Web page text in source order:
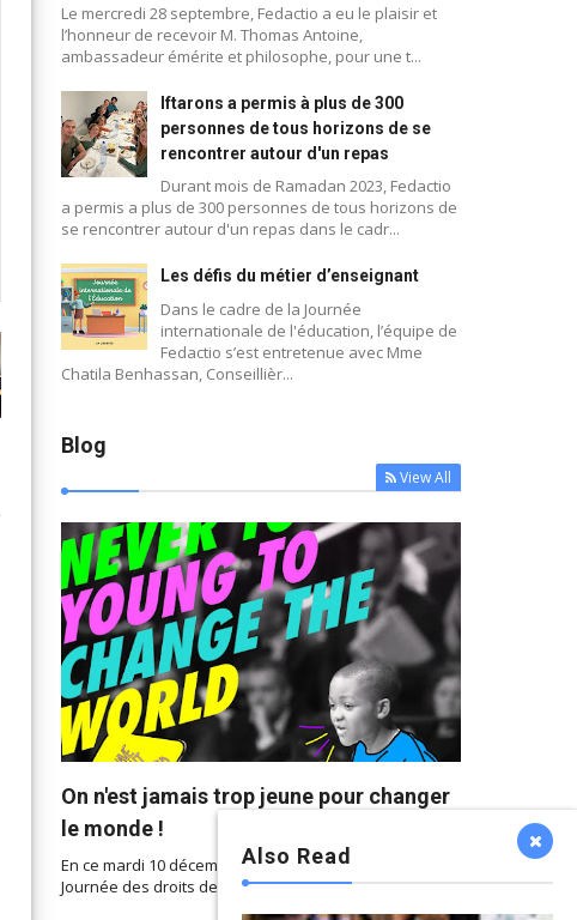

 
Activités des membres
Grande finale du concours "L'Art se
met au vert" à l'Hôtel de Ville de
Bruxelles
Mar 25 2022
  

Activités des membres
Les bénévoles de Vuslat
préparent des boîtes-repas
Le mercredi 28 septembre, Fedactio a eu le plaisir et
l’honneur de recevoir M. Thomas Antoine,
ambassadeur émérite et philosophe, pour une t...
Iftarons a permis à plus de 300
personnes de tous horizons de se
rencontrer autour d'un repas
Durant mois de Ramadan 2023, Fedactio
a permis a plus de 300 personnes de tous horizons de
se rencontrer autour d'un repas dans le cadr...
Les défis du métier d’enseignant
Dans le cadre de la Journée
internationale de l'éducation, l’équipe de
Fedactio s’est entretenue avec Mme
Chatila Benhassan, Conseillièr...
Blog
View All
Blog
On n'est jamais trop jeune pour changer
le monde !
En ce mardi 10 décembre 2019, nous célébrons la
Journée des droits de l’homme. Cette année nous m...
Also Read